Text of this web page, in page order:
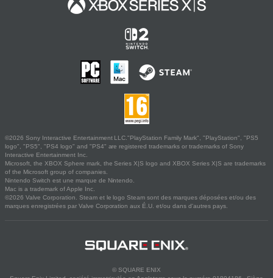
©2026 Sony Interactive Entertainment LLC."PlayStation Family Mark", "PlayStation", "PS5
logo", "PS5", "PS4 logo" and "PS4" are registered trademarks or trademarks of Sony
Interactive Entertainment Inc.
Microsoft, the XBOX Sphere mark, the Series X|S logo and XBOX Series X|S are trademarks
of the Microsoft group of companies.
Nintendo Switch est une marque de Nintendo.
Mac is a trademark of Apple Inc.
©2026 Valve Corporation. Steam et le logo Steam sont des marques déposées et/ou des
marques enregistrées par Valve Corporation aux É.U. et/ou dans d'autres pays.
© SQUARE ENIX